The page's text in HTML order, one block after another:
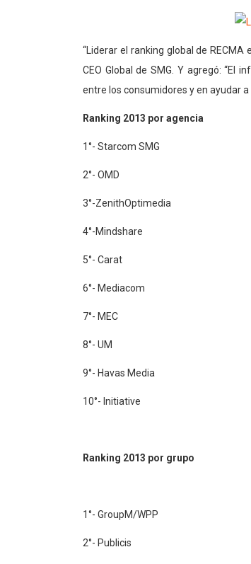
“Liderar el ranking global de
CEO Global de SMG. Y agregó: “El
entre los consumidores y en ayudar
Ranking 2013 por agencia
1°- Starcom SMG
2°- OMD
3°-ZenithOptimedia
4°-Mindshare
5°- Carat
6°- Mediacom
7°- MEC
8°- UM
9°- Havas Media
10°- Initiative
Ranking 2013 por grupo
1°- GroupM/WPP
2°- Publicis